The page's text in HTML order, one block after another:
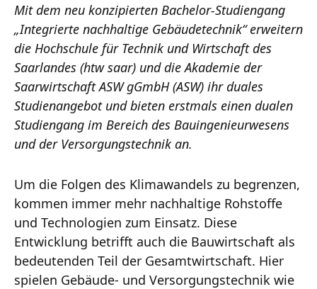
Mit dem neu konzipierten Bachelor-Studiengang
„Integrierte nachhaltige Gebäudetechnik“ erweitern
die Hochschule für Technik und Wirtschaft des
Saarlandes (htw saar) und die Akademie der
Saarwirtschaft ASW gGmbH (ASW) ihr duales
Studienangebot und bieten erstmals einen dualen
Studiengang im Bereich des Bauingenieurwesens
und der Versorgungstechnik an.
Um die Folgen des Klimawandels zu begrenzen,
kommen immer mehr nachhaltige Rohstoffe
und Technologien zum Einsatz. Diese
Entwicklung betrifft auch die Bauwirtschaft als
bedeutenden Teil der Gesamtwirtschaft. Hier
spielen Gebäude- und Versorgungstechnik wie